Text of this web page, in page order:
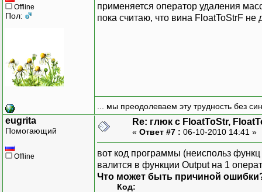
Offline
Пол:
применяется оператор удаления
пока считаю, что вина FloatToStrF не
... мы преодолеваем эту трудность без
eugrita
Помогающий
Offline
Re: глюк с FloatToStr,
« Ответ #7 : 06-10-2010 14:41 »
вот код программы (неиспольз
валится в функции Output на 1
Что может быть причиной
Код: